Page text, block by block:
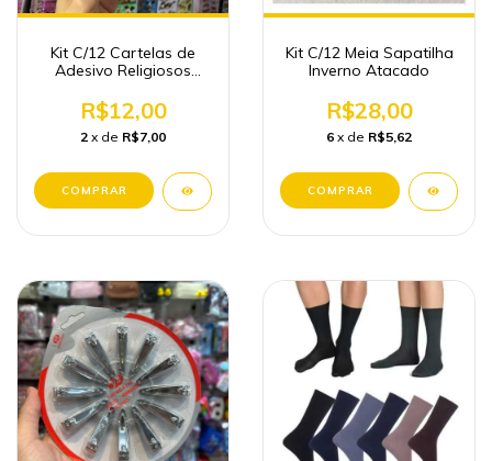
Kit C/12 Cartelas de
Adesivo Religiosos
Atacado
R$12,00
2 x de R$7,00
Kit C/12 Meia Sapatilha
Inverno Atacado
R$28,00
6 x de R$5,62